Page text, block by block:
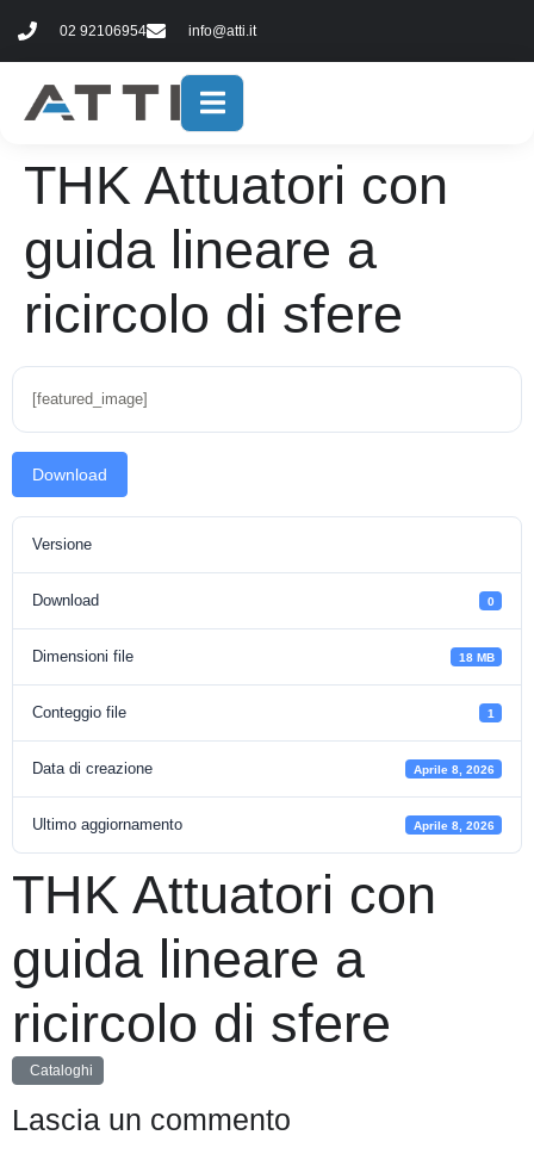
02 92106954 info@atti.it
THK Attuatori con
guida lineare a
ricircolo di sfere
[featured_image]
Download
Versione
Download 0
Dimensioni file 18 MB
Conteggio file 1
Data di creazione Aprile 8, 2026
Ultimo aggiornamento Aprile 8, 2026
THK Attuatori con
guida lineare a
ricircolo di sfere
Cataloghi
Lascia un commento